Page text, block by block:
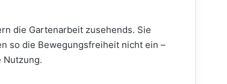
die Gartenarbeit zusehends. Sie
so die Bewegungsfreiheit nicht ein –
Nutzung.